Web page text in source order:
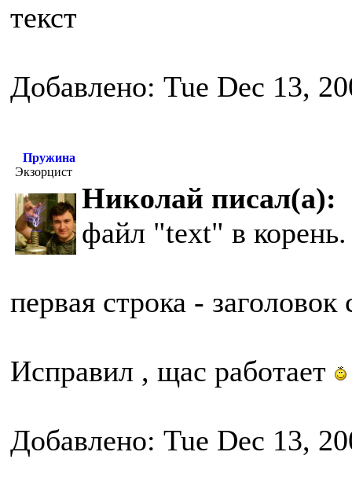
текст
Добавлено: Tue Dec 13,
Пружина
Экзорцист
Николай писал(а):
файл "text" в корень.
первая строка -
Исправил , щас работает
Добавлено: Tue Dec 13,